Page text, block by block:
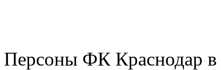
Персоны ФК Краснодар в